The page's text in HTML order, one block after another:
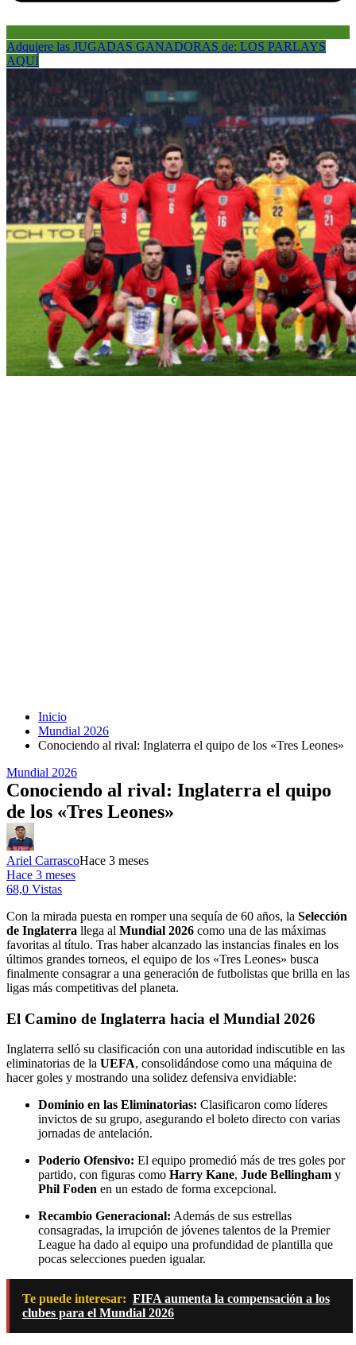
Adquiere las JUGADAS GANADORAS de: LOS PARLAYS
AQUÍ
Inicio
Mundial 2026
Conociendo al rival: Inglaterra el quipo de los «Tres Leones»
Mundial 2026
Conociendo al rival: Inglaterra el quipo
de los «Tres Leones»
Ariel CarrascoHace 3 meses
Hace 3 meses
68,0 Vistas
Con la mirada puesta en romper una sequía de 60 años, la Selección
de Inglaterra llega al Mundial 2026 como una de las máximas
favoritas al título. Tras haber alcanzado las instancias finales en los
últimos grandes torneos, el equipo de los «Tres Leones» busca
finalmente consagrar a una generación de futbolistas que brilla en las
ligas más competitivas del planeta.
El Camino de Inglaterra hacia el Mundial 2026
Inglaterra selló su clasificación con una autoridad indiscutible en las
eliminatorias de la UEFA, consolidándose como una máquina de
hacer goles y mostrando una solidez defensiva envidiable:
Dominio en las Eliminatorias: Clasificaron como líderes
invictos de su grupo, asegurando el boleto directo con varias
jornadas de antelación.
Poderío Ofensivo: El equipo promedió más de tres goles por
partido, con figuras como Harry Kane, Jude Bellingham y
Phil Foden en un estado de forma excepcional.
Recambio Generacional: Además de sus estrellas
consagradas, la irrupción de jóvenes talentos de la Premier
League ha dado al equipo una profundidad de plantilla que
pocas selecciones pueden igualar.
Te puede interesar: FIFA aumenta la compensación a los
clubes para el Mundial 2026